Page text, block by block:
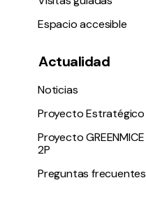
Espacio accesible
Actualidad
Noticias
Proyecto Estratégico
Proyecto GREENMICE
2P
Preguntas frecuentes